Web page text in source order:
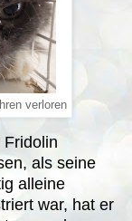
verloren
Fridolin
als seine
alleine
war, hat er